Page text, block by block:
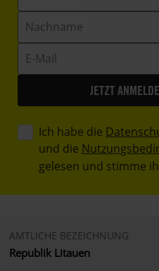
Nachname
E-
Mail
Ich habe die
und die
gelesen und stimme
AMTLICHE BEZEICHNUNG
Republik Litauen